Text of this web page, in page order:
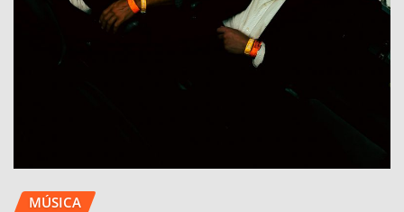
MÚSICA